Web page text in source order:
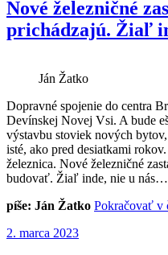
Nové železničné
prichádzajú. Žiaľ
Ján Žatko
Dopravné spojenie do centra
Devínskej Novej Vsi. A bude
výstavbu stoviek nových
isté, ako pred desiatkami
železnica. Nové železničné
budovať. Žiaľ inde, nie u nás…
píše: Ján Žatko Pokračovať v
Publikované
2. marca 2023